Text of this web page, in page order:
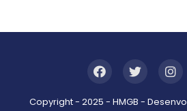
Copyright - 2025 - HMGB -